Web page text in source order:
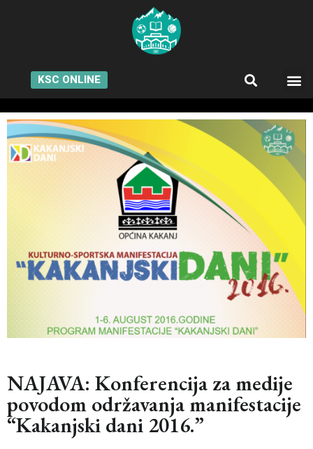
KSC ONLINE
NAJAVA: Konferencija za medije
povodom održavanja manifestacije
“Kakanjski dani 2016.”